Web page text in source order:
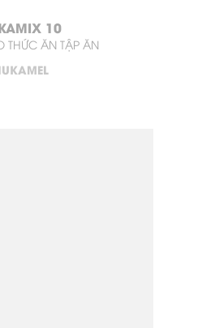
10
THỨC ĂN TẬP ĂN